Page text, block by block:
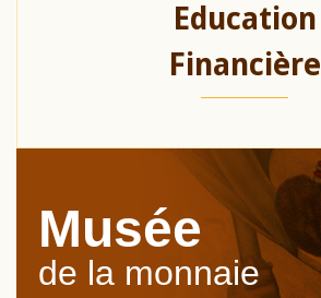
Education
Financière
Musée
de la monnaie